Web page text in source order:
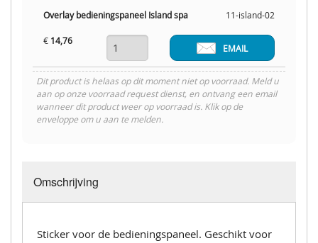
Overlay bedieningspaneel Island spa 11-island-02
€ 14,76
EMAIL
Dit product is helaas op dit moment niet op voorraad. Meld u
aan op onze voorraad request dienst, en ontvang een email
wanneer dit product weer op voorraad is. Klik op de
enveloppe om u aan te melden.
Omschrijving
Sticker voor de bedieningspaneel. Geschikt voor